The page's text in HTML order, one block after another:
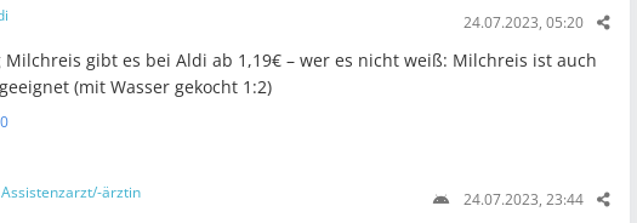
24.07.2023, 05:20
Milchreis gibt es bei Aldi ab 1,19€ – wer es nicht weiß: Milchreis ist auch
(mit Wasser gekocht 1:2)
0
Assistenzarzt/-ärztin 24.07.2023, 23:44